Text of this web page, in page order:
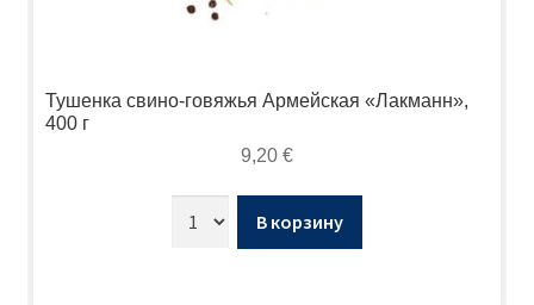
Тушенка свино-говяжья Армейская «Лакманн»,
400 г
9,20 €
В корзину